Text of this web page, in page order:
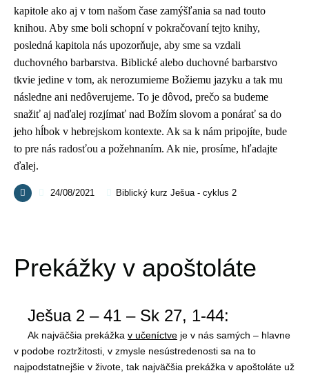
kapitole ako aj v tom našom čase zamýšľania sa nad touto
knihou. Aby sme boli schopní v pokračovaní tejto knihy,
posledná kapitola nás upozorňuje, aby sme sa vzdali
duchovného barbarstva. Biblické alebo duchovné barbarstvo
tkvie jedine v tom, ak nerozumieme Božiemu jazyku a tak mu
následne ani nedôverujeme. To je dôvod, prečo sa budeme
snažiť aj naďalej rozjímať nad Božím slovom a ponárať sa do
jeho hĺbok v hebrejskom kontexte. Ak sa k nám pripojíte, bude
to pre nás radosťou a požehnaním. Ak nie, prosíme, hľadajte
ďalej.
24/08/2021 Biblický kurz Ješua - cyklus 2
Prekážky v apoštoláte
Ješua 2 – 41 – Sk 27, 1-44:
Ak najväčšia prekážka v učeníctve je v nás samých – hlavne
v podobe roztržitosti, v zmysle nesústredenosti sa na to
najpodstatnejšie v živote, tak najväčšia prekážka v apoštoláte už